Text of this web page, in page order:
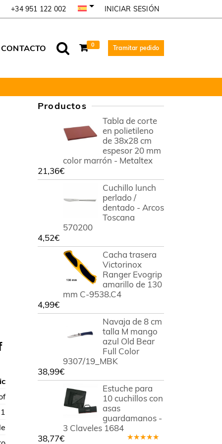
+34 951 122 002 INICIAR SESIÓN
CONTACTO 0 Tramitar pedido
Productos
Tabla de corte
en polietileno
de 38x28 cm
espesor 20 mm
color marrón - Metaltex
21,36€
Cuchillo lunch
perlado /
dentado - Arcos
Toscana
570200
4,52€
Cacha trasera
Victorinox
Ranger Evogrip
amarillo de 130
mm C-9538.C4
4,99€
Navaja de 8 cm
talla M mango
azul Old Bear
Full Color
9307/19_MBK
38,99€
Estuche para
10 cuchillos con
asas
guardamanos -
3 Claveles 1684
38,77€